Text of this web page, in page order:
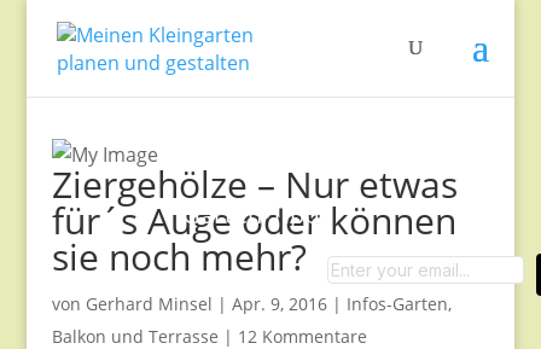
Ziergehölze – Nur etwas
für´s Auge oder können
sie noch mehr?
von Gerhard Minsel | Apr. 9, 2016| Infos-Garten,
Balkon und Terrasse | 12 Kommentare
Garten-Tipps